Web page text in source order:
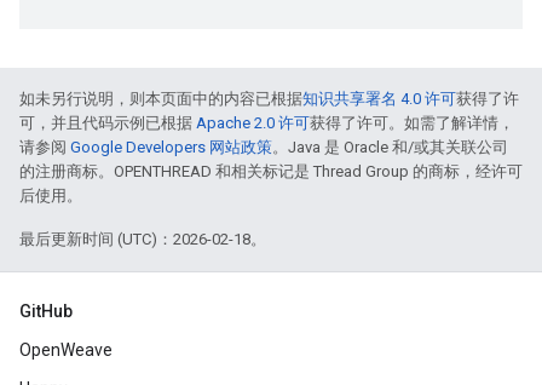
如未另行说明，则本页面中的内容已根据知识共享署名 4.0 许可获得了许
可，并且代码示例已根据 Apache 2.0 许可获得了许可。如需了解详情，
请参阅 Google Developers 网站政策。Java 是 Oracle 和/或其关联公司
的注册商标。OPENTHREAD 和相关标记是 Thread Group 的商标，经许可
后使用。
最后更新时间 (UTC)：2026-02-18。
GitHub
OpenWeave